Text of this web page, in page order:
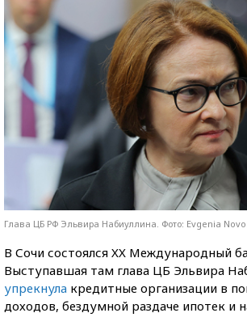
Глава ЦБ РФ Эльвира Набиуллина. Фото: Evgenia
В Сочи состоялся XX Международный
Выступавшая там глава ЦБ Эльвира
упрекнула кредитные организации в
доходов, бездумной раздаче ипотек и